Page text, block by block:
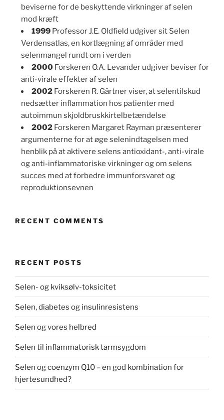
beviserne for de beskyttende virkninger af selen
mod kræft
1999 Professor J.E. Oldfield udgiver sit Selen
Verdensatlas, en kortlægning af områder med
selenmangel rundt om i verden
2000 Forskeren O.A. Levander udgiver beviser for
anti-virale effekter af selen
2002 Forskeren R. Gärtner viser, at selentilskud
nedsætter inflammation hos patienter med
autoimmun skjoldbruskkirtelbetændelse
2002 Forskeren Margaret Rayman præsenterer
argumenterne for at øge selenindtagelsen med
henblik på at aktivere selens antioxidant-, anti-virale
og anti-inflammatoriske virkninger og om selens
succes med at forbedre immunforsvaret og
reproduktionsevnen
RECENT COMMENTS
RECENT POSTS
Selen- og kviksølv-toksicitet
Selen, diabetes og insulinresistens
Selen og vores helbred
Selen til inflammatorisk tarmsygdom
Selen og coenzym Q10 – en god kombination for
hjertesundhed?